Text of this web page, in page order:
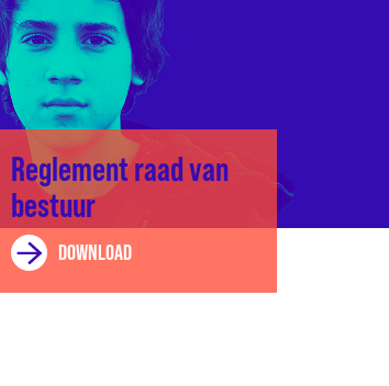
Reglement raad van
bestuur
DOWNLOAD